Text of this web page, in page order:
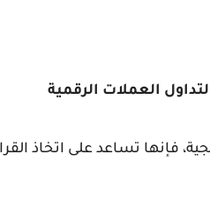
فإنها تساعد على اتخاذ